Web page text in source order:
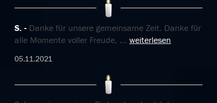
S.
Danke für unsere gemeinsame Zeit. Danke für
alle Momente voller Freude, ... weiterlesen
05.11.2021